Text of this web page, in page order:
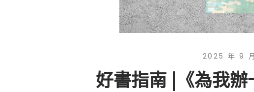
2025 年 9
好書指南 |《為我辦